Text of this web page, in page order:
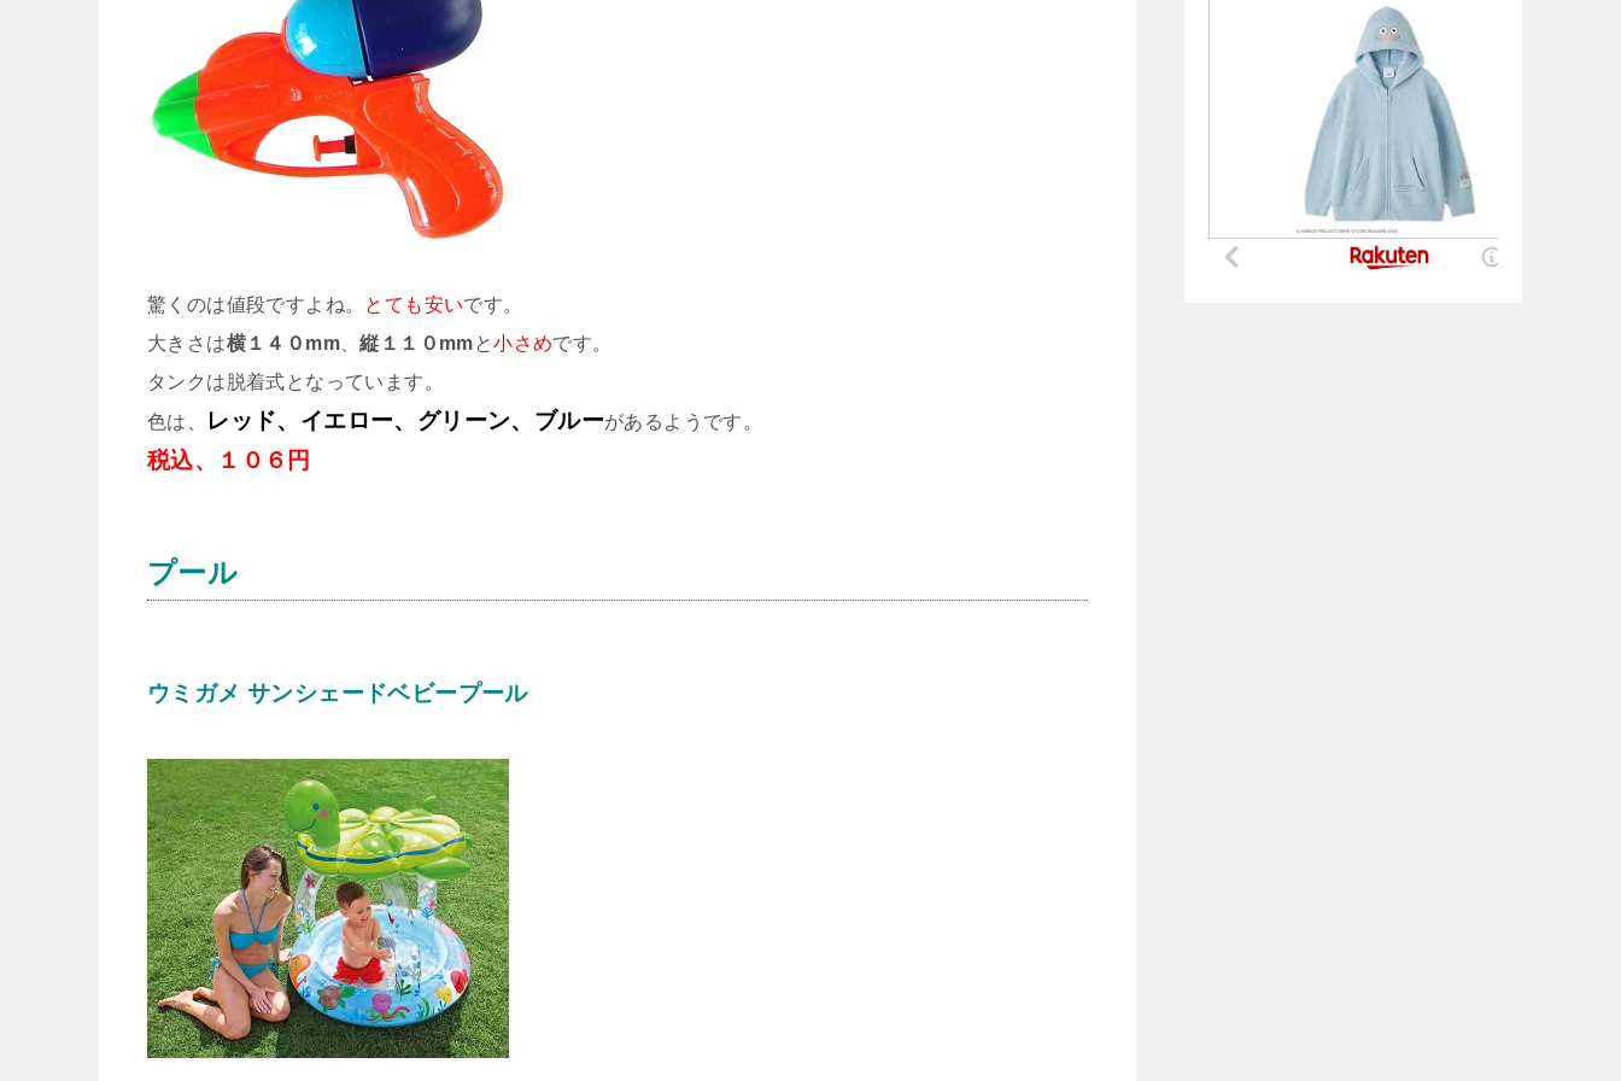
驚くのは値段ですよね。 とても安いです。
大きさは横１４０mm 、縦１１０mmと小さめです。
タンクは脱着式となっています。
色は、
レッド、イエロー、グリーン、ブルーがあるようです。
税込、１０６円
プール
ウミガメ サンシェードベビープール